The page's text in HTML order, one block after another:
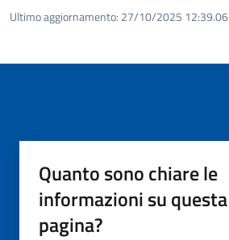
Ultimo aggiornamento: 27/10/2025 12:39.06
Quanto sono chiare le
informazioni su questa
pagina?